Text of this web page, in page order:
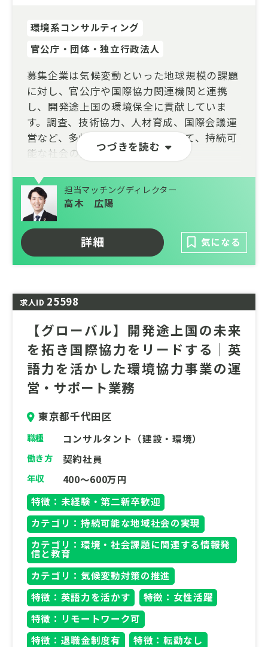
つづきを読む
環境系コンサルティング
官公庁・団体・独立行政法人
募集企業は気候変動といった地球規模の課題
に対し、官公庁や国際協力関連機関と連携
し、開発途上国の環境保全に貢献していま
す。調査、技術協力、人材育成、国際会議運
営など、多岐にわたる事業を通じて、持続可
能な社会の実現を目指しています。
【お任せしたいこと】
本募集ではそうした国際的な環境問題に挑む
方たちを、バックオフィスから支えていただ
ける総務・労務の担当者を募集中です。管理
部門での業務経験を活かして、グローバルな
環境問題に貢献していきたいとお考えの方
担当マッチングディレクター
高木 広陽
詳細 気になる
求人ID 25598
【グローバル】開発途上国の未来
を拓き国際協力をリードする｜英
語力を活かした環境協力事業の運
営・サポート業務
東京都千代田区
職種 コンサルタント（建設・環境）
働き方 契約社員
年収
400～600万円
特徴：未経験・第二新卒歓迎
カテゴリ：持続可能な地域社会の実現
カテゴリ：環境・社会課題に関連する情報発
信と教育
カテゴリ：気候変動対策の推進
特徴：英語力を活かす
特徴：女性活躍
特徴：リモートワーク可
特徴：退職金制度有
特徴：転勤なし